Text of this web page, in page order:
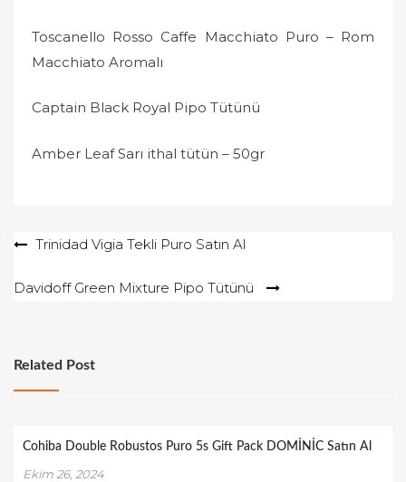
Toscanello Rosso Caffe Macchiato Puro – Rom
Macchiato Aromalı
Captain Black Royal Pipo Tütünü
Amber Leaf Sarı ithal tütün – 50gr
YazıTrinidad Vigia Tekli Puro Satın Al
Davidoff Green Mixture Pipo Tütünü
Related Post
Cohiba Double Robustos Puro 5s Gift Pack DOMİNİC Satın Al
Ekim 26, 2024